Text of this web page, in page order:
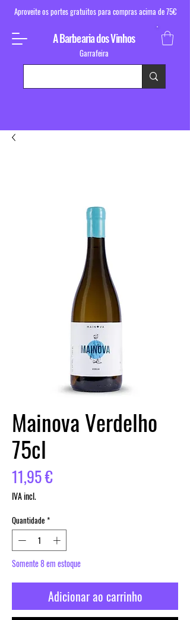
Aproveite os portes gratuitos para compras acima de 75€
A Barbearia dos Vinhos
Garrafeira
Mainova Verdelho
75cl
11,95 €Preço
IVA incl.
Quantidade *
Somente 8 em estoque
Adicionar ao carrinho